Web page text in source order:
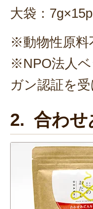
大袋：7g×15p
※動物性原料
※NPO法人
ガン認証を
2. 合わせ